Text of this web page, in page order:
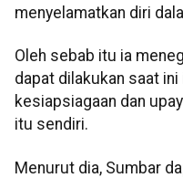
menyelamatkan diri
Oleh sebab itu ia
dapat dilakukan saat
kesiapsiagaan dan
itu sendiri.
Menurut dia, Sumbar